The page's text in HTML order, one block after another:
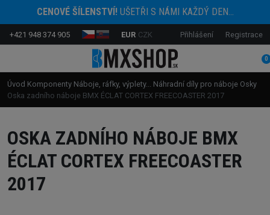
CENOVÉ ŠÍLENSTVÍ!UŠETŘI S NÁMI KAŽDÝ DEN...
+421 948 374 905 EUR CZK Přihlášení Registrace
0
Úvod Komponenty Náboje, ráfky, výplety... Náhradní díly pro náboje Osky
Oska zadního náboje BMX ÉCLAT CORTEX FREECOASTER 2017
OSKA ZADNÍHO NÁBOJE BMX
ÉCLAT CORTEX FREECOASTER
2017